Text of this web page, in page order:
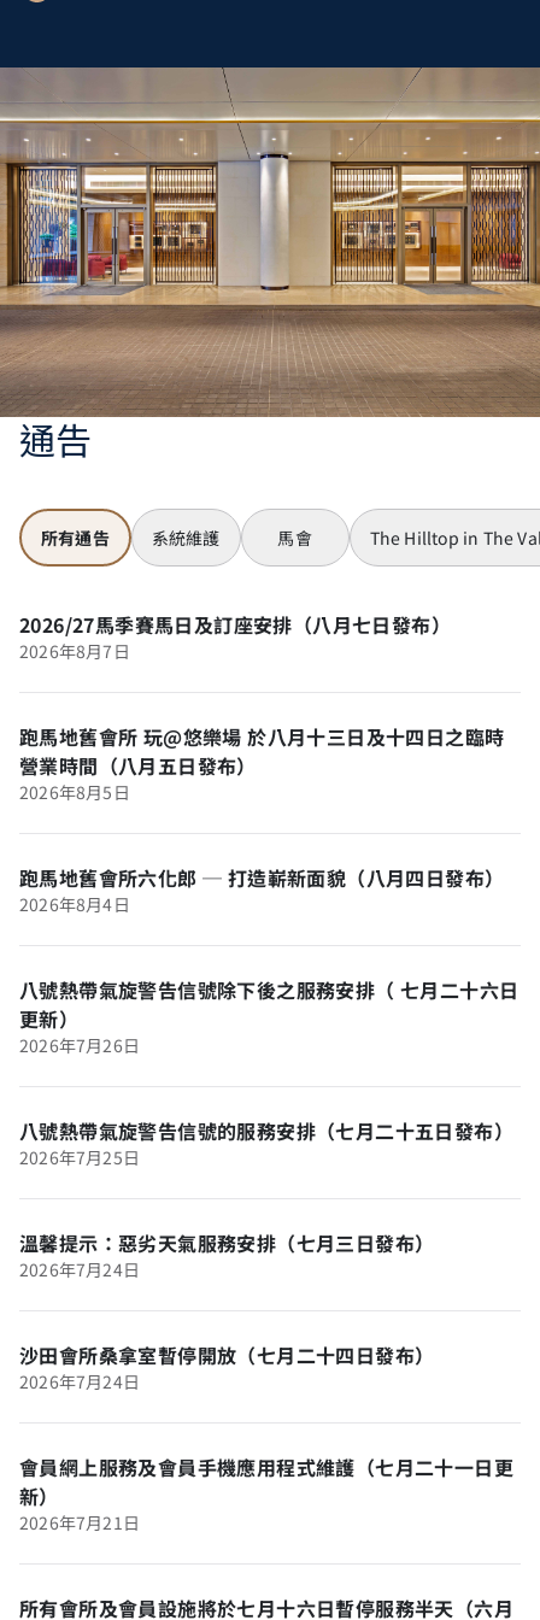
通告
所有通告 系統維護 馬會 The Hilltop in The
2026/27馬季賽馬日及訂座安排（八月七日發布）
2026年8月7日
跑馬地舊會所 玩@悠樂場 於八月十三日及十四日之臨時
營業時間（八月五日發布）
2026年8月5日
跑馬地舊會所六化郎 ─ 打造嶄新面貌（八月四日發布）
2026年8月4日
八號熱帶氣旋警告信號除下後之服務安排（ 七月二十六日
更新）
2026年7月26日
八號熱帶氣旋警告信號的服務安排（七月二十五日發布）
2026年7月25日
溫馨提示：惡劣天氣服務安排（七月三日發布）
2026年7月24日
沙田會所桑拿室暫停開放（七月二十四日發布）
2026年7月24日
會員網上服務及會員手機應用程式維護（七月二十一日更
新）
2026年7月21日
所有會所及會員設施將於七月十六日暫停服務半天（六月